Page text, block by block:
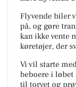
Flyvende biler
på, og gøre
kan ikke vente
køretøjer, der
Vi vil starte
beboere i løbet
til torvet og